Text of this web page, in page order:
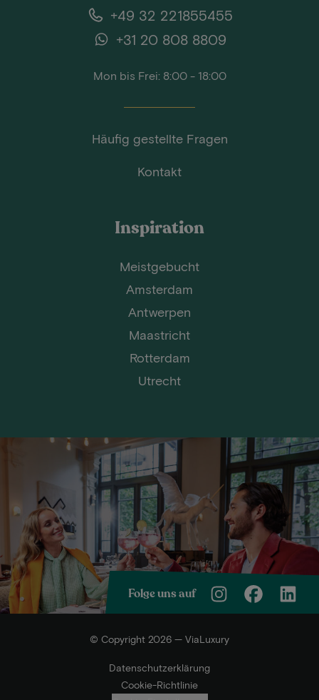
+49 32 221855455
+31 20 808 8809
Mon bis Frei: 8:00 - 18:00
Häufig gestellte Fragen
Kontakt
Inspiration
Meistgebucht
Amsterdam
Antwerpen
Maastricht
Rotterdam
Utrecht
Folge uns auf
© Copyright 2026 — ViaLuxury
Datenschutzerklärung
Cookie-Richtlinie